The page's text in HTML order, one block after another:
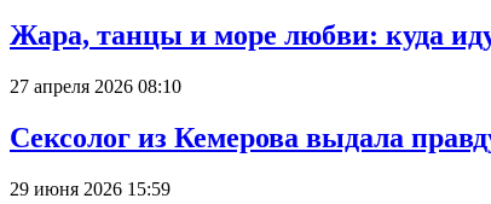
Жара, танцы и море любви: куда
27 апреля 2026 08:10
Сексолог из Кемерова выдала
29 июня 2026 15:59